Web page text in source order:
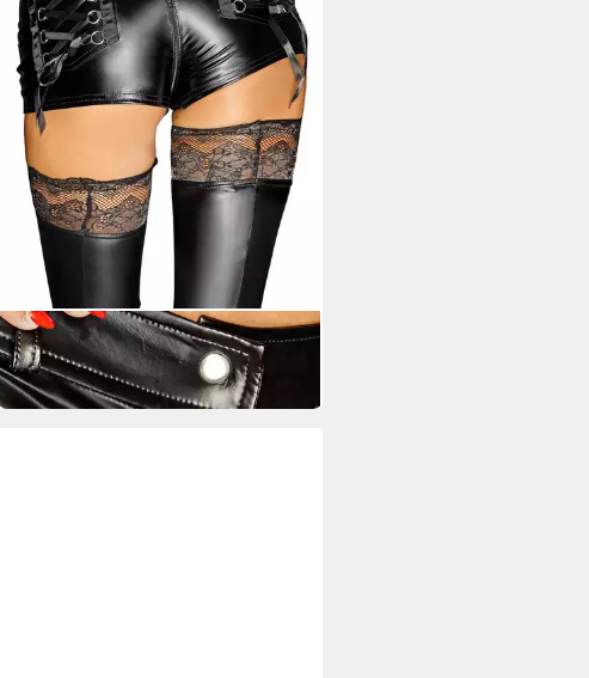
NOIR HANDMADE
Shorts Damen-Shorts in schwarz - M
ab 67,99 €